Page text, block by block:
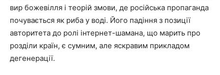
вир божевілля і теорій змови, де російська пропаганда
почувається як риба у воді. Його падіння з позиції
авторитета до ролі інтернет-шамана, що марить про
розділи країн, є сумним, але яскравим прикладом
дегенерації.